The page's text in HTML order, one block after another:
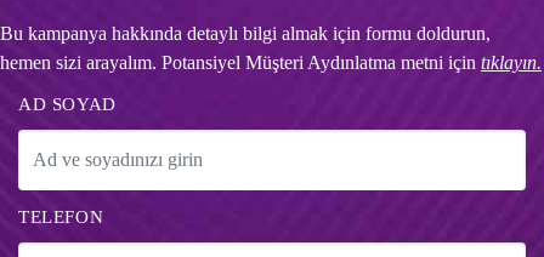
Bu kampanya hakkında detaylı bilgi almak için formu doldurun,
hemen sizi arayalım. Potansiyel Müşteri Aydınlatma metni için tıklayın.
AD SOYAD
TELEFON